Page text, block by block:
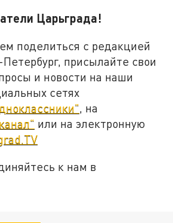
Царьграда!
поделиться с редакцией
присылайте свои
и новости на наши
сетях
, на
или на электронную
к нам в